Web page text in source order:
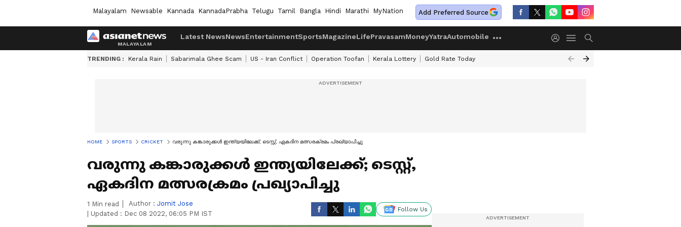
Malayalam Newsable Kannada KannadaPrabha Telugu Tamil Bangla Hindi Marathi MyNation Add Preferred Source
Latest NewsNewsEntertainmentSportsMagazineLifePravasamMoneyYatraAutomobile
TRENDING : Kerala Rain Sabarimala Ghee Scam US - Iran Conflict Operation Toofan Kerala Lottery Gold Rate Today
HOME SPORTS CRICKET വരുന്നു കങ്കാരുക്കള്‍ ഇന്ത്യയിലേക്ക്; ടെസ്റ്റ്, ഏകദിന മത്സരക്രമം പ്രഖ്യാപിച്ചു
വരുന്നു കങ്കാരുക്കള്‍ ഇന്ത്യയിലേക്ക്; ടെസ്റ്റ്,
ഏകദിന മത്സരക്രമം പ്രഖ്യാപിച്ചു
1 Min read Author : Jomit Jose
Updated : Dec 08 2022, 06:05 PM IST
Follow Us